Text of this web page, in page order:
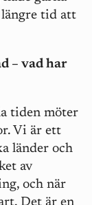
tid att
– vad har
tiden möter
Vi är ett
länder och
av
och när